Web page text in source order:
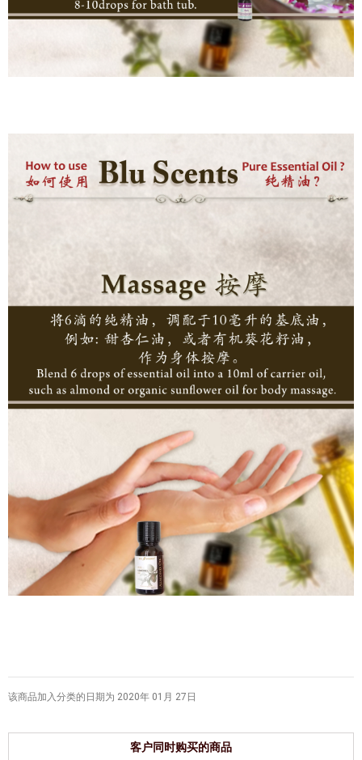
该商品加入分类的日期为 2020年 01月 27日
客户同时购买的商品